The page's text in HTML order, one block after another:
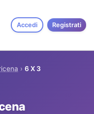
Accedi Registrati
› 6 X 3